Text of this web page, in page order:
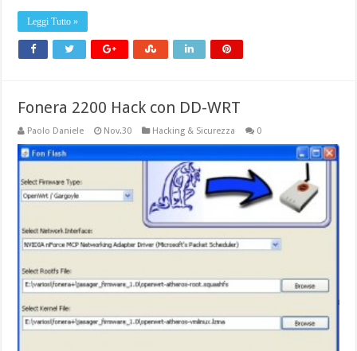
Leggi Tutto »
Fonera 2200 Hack con DD-WRT
Paolo Daniele Nov.30 Hacking & Sicurezza 0